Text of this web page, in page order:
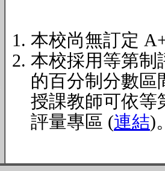
本校尚無訂定
本校採用等第制
的百分制分數區
授課教師可依等
評量專區 (連結)